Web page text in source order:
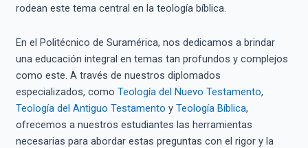
rodean este tema central en la teología bíblica.
En el Politécnico de Suramérica, nos dedicamos a brindar
una educación integral en temas tan profundos y complejos
como este. A través de nuestros diplomados
especializados, como Teología del Nuevo Testamento,
Teología del Antiguo Testamento y Teología Bíblica,
ofrecemos a nuestros estudiantes las herramientas
necesarias para abordar estas preguntas con el rigor y la